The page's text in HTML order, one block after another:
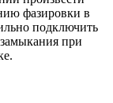
фазировки в
подключить
при